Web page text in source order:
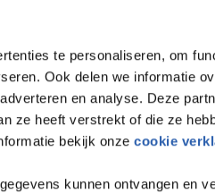
te personaliseren, om
Ook delen we informatie
en analyse. Deze
ze heeft verstrekt of die ze
bekijk onzecookie
kunnen ontvangen en